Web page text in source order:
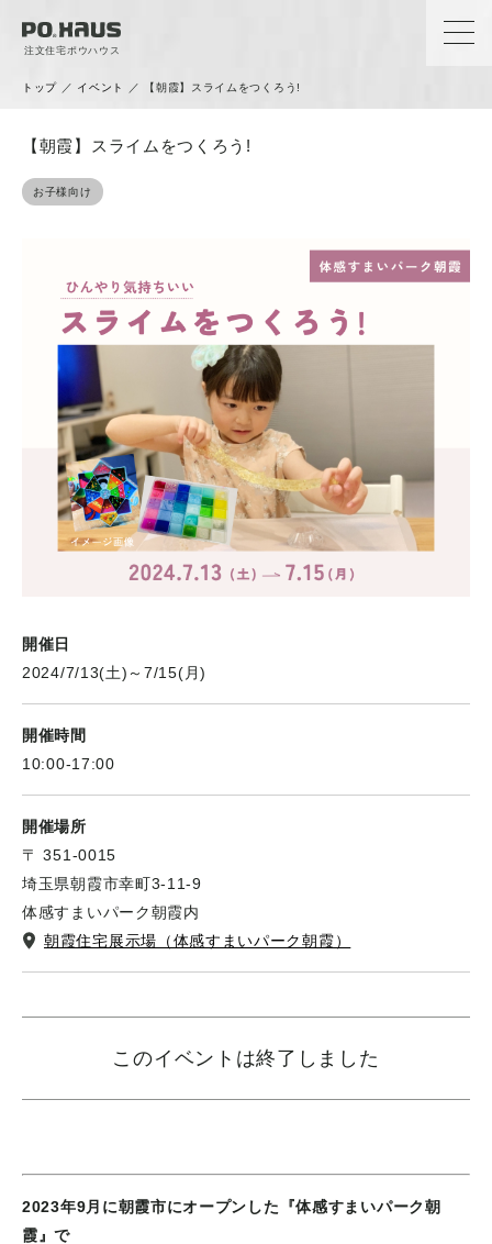
注文住宅ポウハウス
トップ ／ イベント ／ 【朝霞】スライムをつくろう!
【朝霞】スライムをつくろう!
お子様向け
開催日
2024/7/13(土)～7/15(月)
開催時間
10:00-17:00
開催場所
〒 351-0015
埼玉県朝霞市幸町3-11-9
体感すまいパーク朝霞内
朝霞住宅展示場（体感すまいパーク朝霞）
このイベントは終了しました
2023年9月に朝霞市にオープンした『体感すまいパーク朝
霞』で